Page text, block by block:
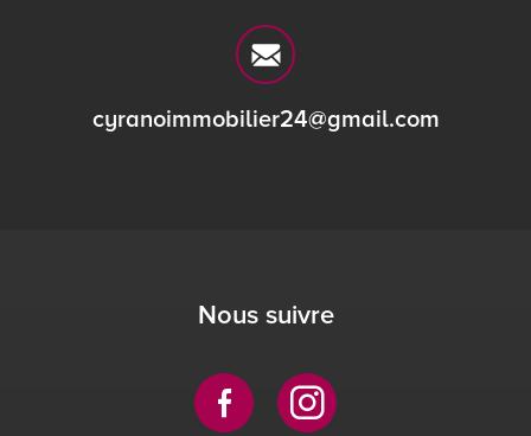
cyranoimmobilier24@gmail.com
Nous suivre